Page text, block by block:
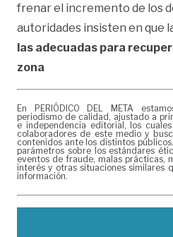
frenar el incremento de los
autoridades insisten en que
las adecuadas para
zona
En PERIÓDICO DEL META
periodismo de calidad, ajustado a
e independencia editorial, los
colaboradores de este medio y
contenidos ante los distintos
parámetros sobre los estándares
eventos de fraude, malas prácticas,
interés y otras situaciones similares
información.